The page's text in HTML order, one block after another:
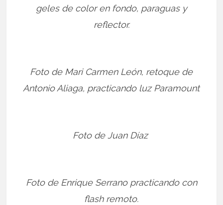
geles de color en fondo, paraguas y
reflector.
Foto de Mari Carmen León, retoque de
Antonio Aliaga, practicando luz Paramount
Foto de Juan Díaz
Foto de Enrique Serrano practicando con
flash remoto.